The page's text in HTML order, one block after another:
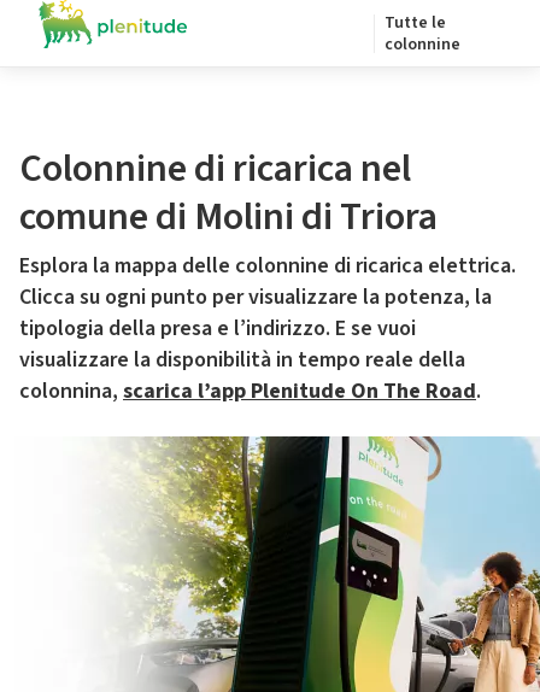
Tutte le
colonnine
Colonnine di ricarica nel
comune di Molini di Triora
Esplora la mappa delle colonnine di ricarica elettrica.
Clicca su ogni punto per visualizzare la potenza, la
tipologia della presa e l’indirizzo. E se vuoi
visualizzare la disponibilità in tempo reale della
colonnina, scarica l’app Plenitude On The Road.